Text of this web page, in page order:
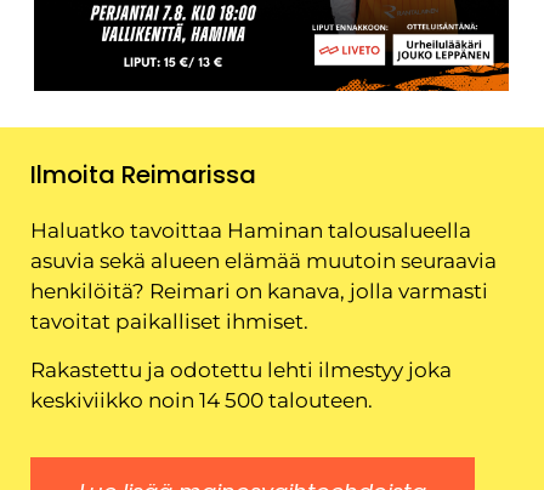
Ilmoita Reimarissa
Haluatko tavoittaa Haminan talousalueella
asuvia sekä alueen elämää muutoin seuraavia
henkilöitä? Reimari on kanava, jolla varmasti
tavoitat paikalliset ihmiset.
Rakastettu ja odotettu lehti ilmestyy joka
keskiviikko noin 14 500 talouteen.